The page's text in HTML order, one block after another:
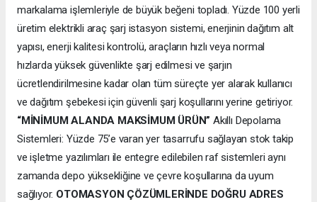
markalama işlemleriyle de büyük beğeni topladı. Yüzde 100 yerli
üretim elektrikli araç şarj istasyon sistemi, enerjinin dağıtım alt
yapısı, enerji kalitesi kontrolü, araçların hızlı veya normal
hızlarda yüksek güvenlikte şarj edilmesi ve şarjın
ücretlendirilmesine kadar olan tüm süreçte yer alarak kullanıcı
ve dağıtım şebekesi için güvenli şarj koşullarını yerine getiriyor.
“MİNİMUM ALANDA MAKSİMUM ÜRÜN” Akıllı Depolama
Sistemleri: Yüzde 75’e varan yer tasarrufu sağlayan stok takip
ve işletme yazılımları ile entegre edilebilen raf sistemleri aynı
zamanda depo yüksekliğine ve çevre koşullarına da uyum
sağlıyor. OTOMASYON ÇÖZÜMLERİNDE DOĞRU ADRES